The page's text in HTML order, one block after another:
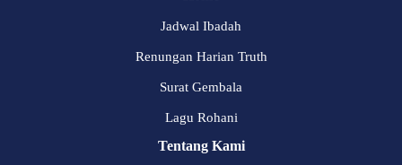
Jadwal Ibadah
Renungan Harian Truth
Surat Gembala
Lagu Rohani
Tentang Kami